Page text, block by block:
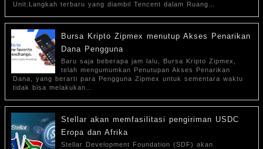
Unit.Langkah terbaru yang diambil Tencent dalam Ruang…
Bursa Kripto Zipmex menutup Akses Penarikan
Dana Pengguna
Baru saja beberapa jam lalu, Bursa Kripto Zipmex,
telah mengumumkan Penutupan Akses Penarikan
Dana, yang berarti para Pengguna Zipmex untuk sementara waktu
tidak bisa melakukan…
Stellar akan memfasilitasi pengiriman USDC
Eropa dan Afrika
Stellar Development Foundation (SDF) akan